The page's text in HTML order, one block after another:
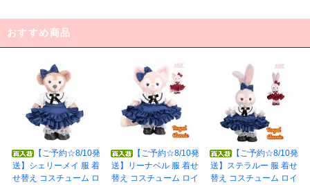
おすすめ商品
【ご予約☆8/10発
送】シェリーメイ 服 着
せ替え コスチューム ロ
【ご予約☆8/10発
送】リーナベル 服 着せ
替え コスチューム ロイ
【ご予約☆8/10発
送】ステラルー 服 着せ
替え コスチューム ロイ